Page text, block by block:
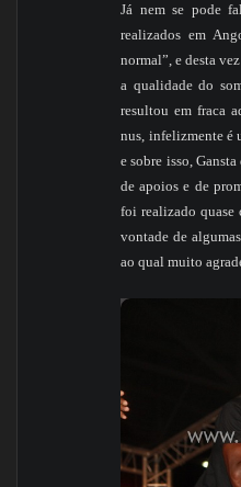
Já nem se pode
realizados em
normal”, e desta
a qualidade do
resultou em fraca
nus, infelizmente é
e sobre isso,
de apoios e de
foi realizado quase
vontade de
ao qual muito